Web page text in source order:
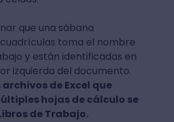
que una sábana
toma el nombre
y están identificadas en
izquierda del documento.
archivos de Excel que
hojas de cálculo se
de Trabajo.